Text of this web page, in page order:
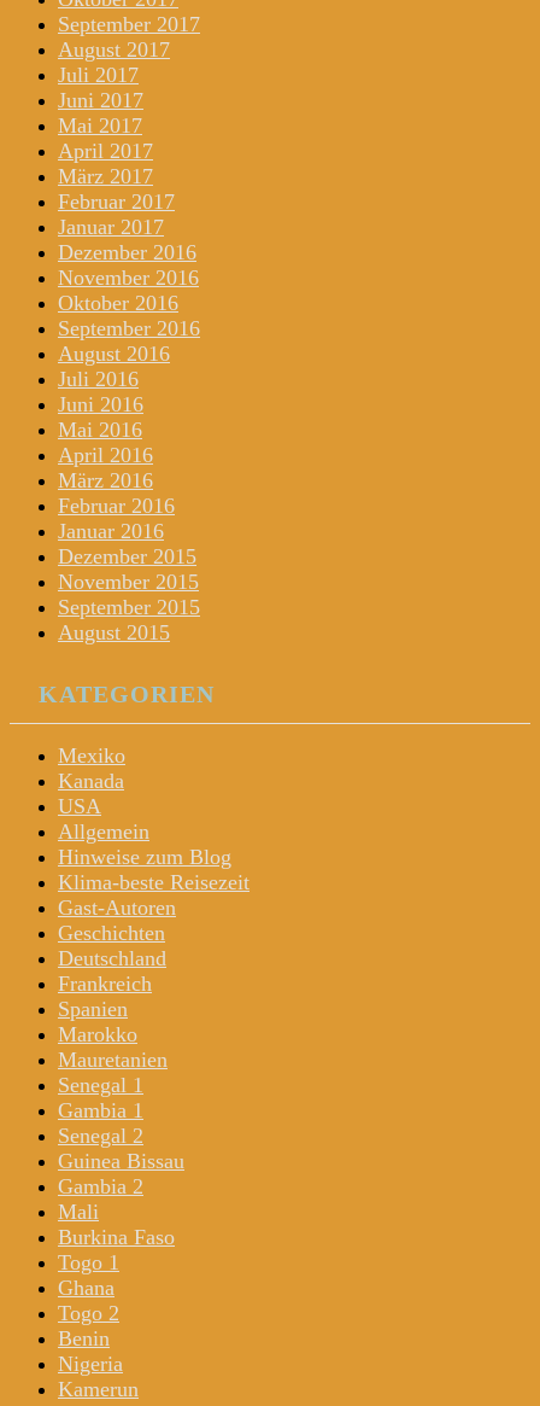
September 2017
August 2017
Juli 2017
Juni 2017
Mai 2017
April 2017
März 2017
Februar 2017
Januar 2017
Dezember 2016
November 2016
Oktober 2016
September 2016
August 2016
Juli 2016
Juni 2016
Mai 2016
April 2016
März 2016
Februar 2016
Januar 2016
Dezember 2015
November 2015
September 2015
August 2015
KATEGORIEN
Mexiko
Kanada
USA
Allgemein
Hinweise zum Blog
Klima-beste Reisezeit
Gast-Autoren
Geschichten
Deutschland
Frankreich
Spanien
Marokko
Mauretanien
Senegal 1
Gambia 1
Senegal 2
Guinea Bissau
Gambia 2
Mali
Burkina Faso
Togo 1
Ghana
Togo 2
Benin
Nigeria
Kamerun